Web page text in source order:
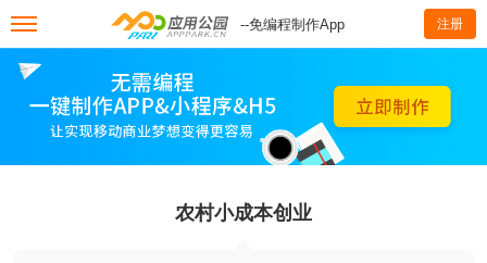
--免编程制作App 注册
农村小成本创业